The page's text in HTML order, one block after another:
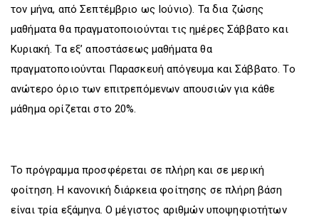
τον μήνα, από Σεπτέμβριο ως Ιούνιο). Τα δια ζώσης
μαθήματα θα πραγματοποιούνται τις ημέρες Σάββατο και
Κυριακή. Τα εξ’ αποστάσεως μαθήματα θα
πραγματοποιούνται Παρασκευή απόγευμα και Σάββατο. Το
ανώτερο όριο των επιτρεπόμενων απουσιών για κάθε
μάθημα ορίζεται στο 20%.
Το πρόγραμμα προσφέρεται σε πλήρη και σε μερική
φοίτηση. Η κανονική διάρκεια φοίτησης σε πλήρη βάση
είναι τρία εξάμηνα. Ο μέγιστος αριθμών υποψηφιοτήτων